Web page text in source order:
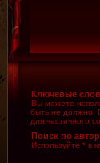
Ключевые
Вы можете
быть не должно.
для частичного
Поиск по
Используйте * в